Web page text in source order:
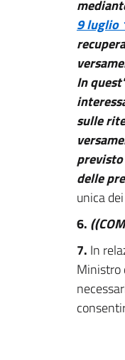
9 luglio
In
sulle
delle
unica
6.
7. In
Ministro